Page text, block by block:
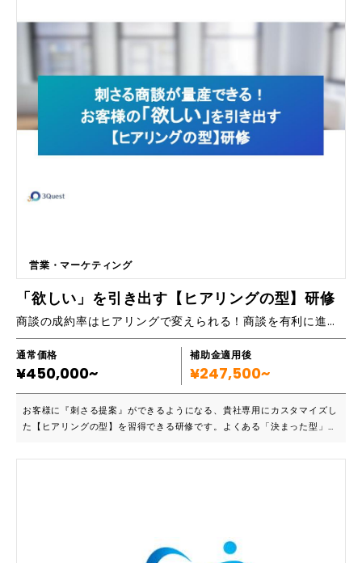
ジ構造 視覚的要素の活用 話し方 練習とフィードバック
営業・マーケティング
「欲しい」を引き出す【ヒアリングの型】研修
商談の成約率はヒアリングで変えられる！商談を有利に進めるための【ヒアリングの型】をオンラインで学べます！
通常価格
¥450,000~
補助金適用後
¥247,500~
お客様に『刺さる提案』ができるようになる、貴社専用にカスタマイズし
た【ヒアリングの型】を習得できる研修です。よくある「決まった型」を
するため、様々な場面に対応できる汎用性と営業の基礎を学べることが特
は、受講者も参加する実践型研修です。受講者自らフレーズづくりを体験
することで、理解度を高めると同時に、“翌日からスグに使えるヒアリン